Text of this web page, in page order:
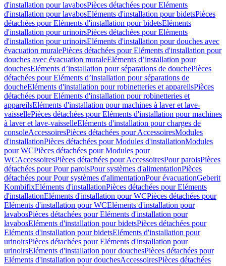
d'installation pour lavabosPièces détachées pour Eléments
d'installation pour lavabosEléments d'installation pour bidetsPièces
détachées pour Eléments d'installation pour bidetsEléments
d'installation pour urinoirsPièces détachées pour Eléments
d'installation pour urinoirsEléments d'installation pour douches avec
évacuation muralePièces détachées pour Eléments d'installation pour
douches avec évacuation muraleEléments d’installation pour
douchesEléments d’installation pour séparations de douchePièces
détachées pour Eléments d’installation pour séparations de
doucheEléments d'installation pour robinetteries et appareilsPièces
détachées pour Eléments d'installation pour robinetteries et
appareilsEléments d'installation pour machines à laver et lave-
vaissellePièces détachées pour Eléments d'installation pour machines
à laver et lave-vaisselleEléments d'installation pour charges de
consoleAccessoiresPièces détachées pour AccessoiresModules
d'installationPièces détachées pour Modules d'installationModules
pour WCPièces détachées pour Modules pour
WCAccessoiresPièces détachées pour AccessoiresPour paroisPièces
détachées pour Pour paroisPour systèmes d'alimentationPièces
détachées pour Pour systèmes d'alimentationPour évacuationGeberit
KombifixEléments d'installationPièces détachées pour Eléments
d'installationEléments d'installation pour WCPièces détachées pour
Eléments d'installation pour WCEléments d'installation pour
lavabosPièces détachées pour Eléments d'installation pour
lavabosEléments d'installation pour bidetsPièces détachées pour
Eléments d'installation pour bidetsEléments d'installation pour
urinoirsPièces détachées pour Eléments d'installation pour
urinoirsEléments d'installation pour douchesPièces détachées pour
Eléments d'installation pour douchesAccessoiresPièces détachées